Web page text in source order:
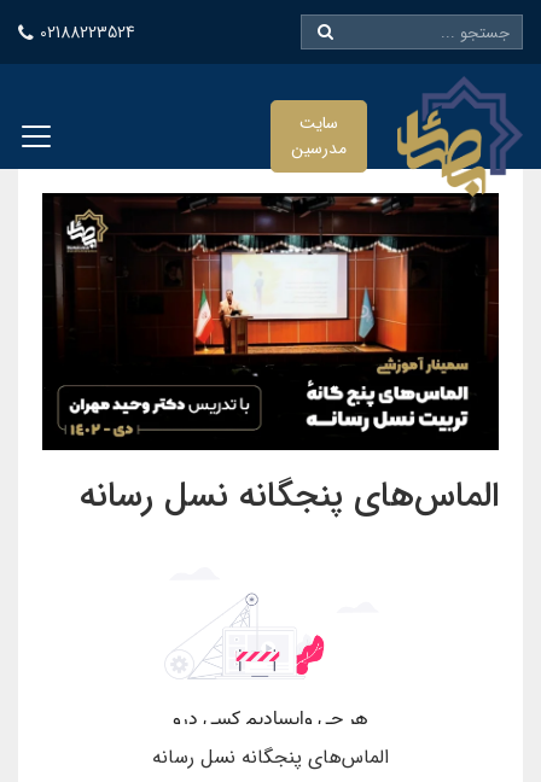
02188223524
سایت
مدرسین
الماس‌های پنجگانه نسل رسانه
الماس‌های پنجگانه نسل رسانه